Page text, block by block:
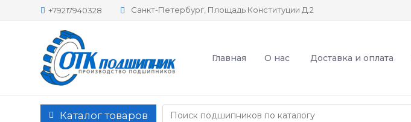
+79217940328 Санкт-Петербург, Площадь Конституции Д.2
Главная О нас Доставка и оплата
Каталог товаров